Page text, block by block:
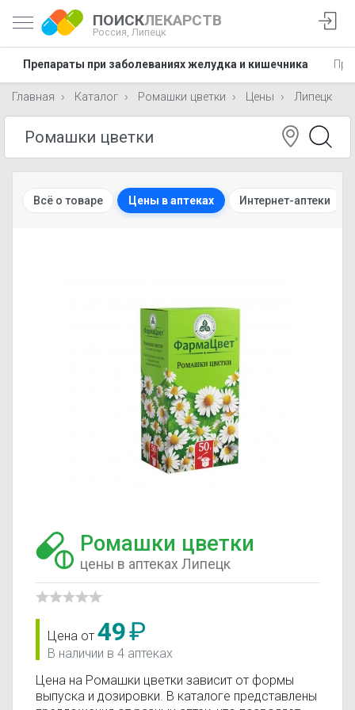
ПОИСКЛЕКАРСТВ
Россия, Липецк
Препараты при заболеваниях желудка и кишечника
Главная Каталог Ромашки цветки Цены Липецк
Всё о товаре Цены в аптеках Интернет-аптеки
Ромашки цветки
цены в аптеках Липецк
Цена от 49₽
В наличии в 4 аптеках
Цена на Ромашки цветки зависит от формы
выпуска и дозировки. В каталоге представлены